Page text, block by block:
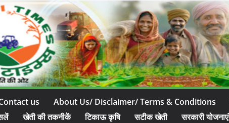
us About Us/ Disclaimer/ Terms & Conditions
खेती की तकनीकें टिकाऊ कृषि सटीक खेती सरकारी योजनाएं